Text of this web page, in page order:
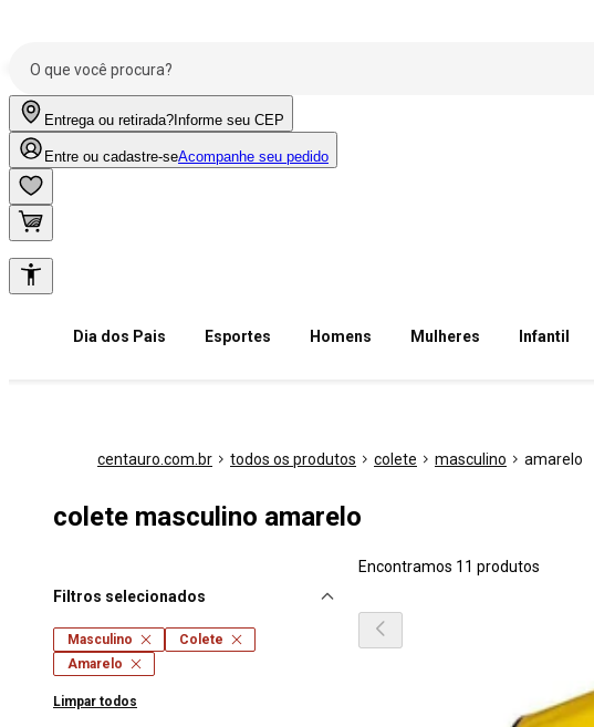
Entrega ou retirada? Informe seu CEP
Entre ou cadastre-seAcompanhe seu pedido
Dia dos Pais Esportes Homens Mulheres Infantil
centauro.com.br todos os produtos colete masculino amarelo
colete masculino amarelo
Filtros selecionados
Masculino
Colete
Amarelo
Limpar todos
Encontramos 11 produtos